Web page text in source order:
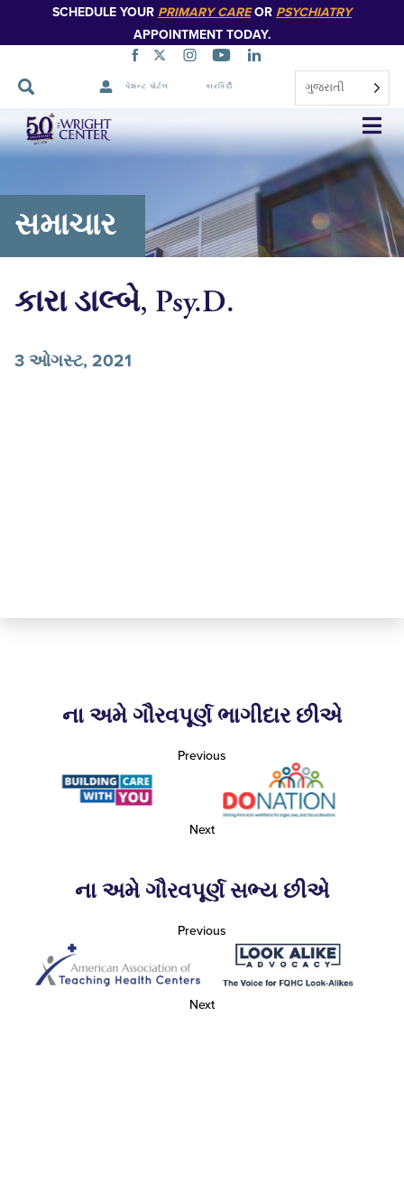
SCHEDULE YOUR PRIMARY CAREOR PSYCHIATRY
APPOINTMENT TODAY.
પેશન્ટ પોર્ટલ કારકિર્દી ગુજરાતી
નેવિગેશન
છોડો
સમાચાર
કારા ડાલ્બે, Psy.D.
3 ઓગસ્ટ, 2021
ના અમે ગૌરવપૂર્ણ ભાગીદાર છીએ
Previous
Next
ના અમે ગૌરવપૂર્ણ સભ્ય છીએ
Previous
Next